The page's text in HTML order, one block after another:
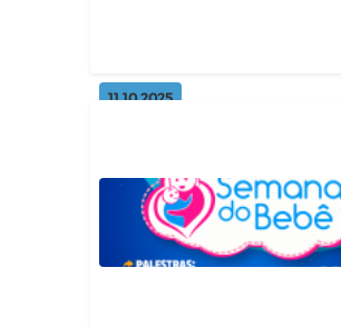
11.10.2025
A prefeitura municipal encerra
Semana do Bebê com ações